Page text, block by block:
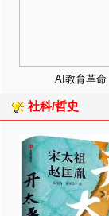
AI教育革命
社科/哲史